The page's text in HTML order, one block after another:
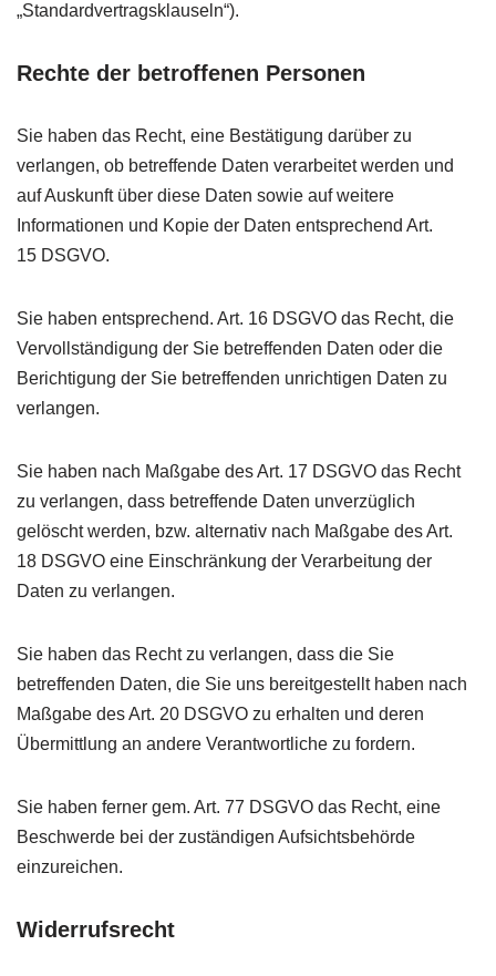
„Standardvertragsklauseln“).
Rechte der betroffenen Personen
Sie haben das Recht, eine Bestätigung darüber zu
verlangen, ob betreffende Daten verarbeitet werden und
auf Auskunft über diese Daten sowie auf weitere
Informationen und Kopie der Daten entsprechend Art.
15 DSGVO.
Sie haben entsprechend. Art. 16 DSGVO das Recht, die
Vervollständigung der Sie betreffenden Daten oder die
Berichtigung der Sie betreffenden unrichtigen Daten zu
verlangen.
Sie haben nach Maßgabe des Art. 17 DSGVO das Recht
zu verlangen, dass betreffende Daten unverzüglich
gelöscht werden, bzw. alternativ nach Maßgabe des Art.
18 DSGVO eine Einschränkung der Verarbeitung der
Daten zu verlangen.
Sie haben das Recht zu verlangen, dass die Sie
betreffenden Daten, die Sie uns bereitgestellt haben nach
Maßgabe des Art. 20 DSGVO zu erhalten und deren
Übermittlung an andere Verantwortliche zu fordern.
Sie haben ferner gem. Art. 77 DSGVO das Recht, eine
Beschwerde bei der zuständigen Aufsichtsbehörde
einzureichen.
Widerrufsrecht